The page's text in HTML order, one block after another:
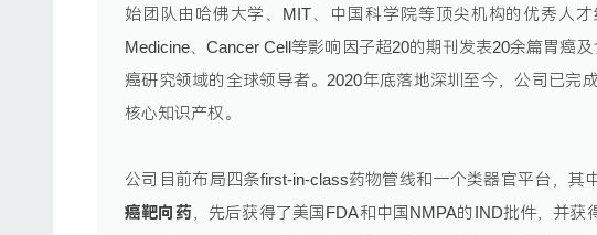
始团队由哈佛大学、MIT、中国科学院等顶尖机构的优秀人
Medicine、Cancer Cell等影响因子超20的期刊发表20余篇胃癌
癌研究领域的全球领导者。2020年底落地深圳至今，公司已完
核心知识产权。
公司目前布局四条first-in-class药物管线和一个类器官平台，其
癌靶向药 ，先后获得了美国FDA和中国NMPA的IND批件，并